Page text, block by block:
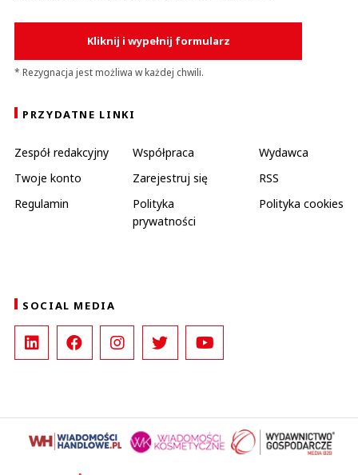
Kliknij i wypełnij formularz
* Rezygnacja jest możliwa w każdej chwili.
PRZYDATNE LINKI
Zespół redakcyjny Współpraca
Wydawca
Twoje konto
Zarejestruj się
RSS
Regulamin
Polityka
prywatności
Polityka cookies
SOCIAL MEDIA